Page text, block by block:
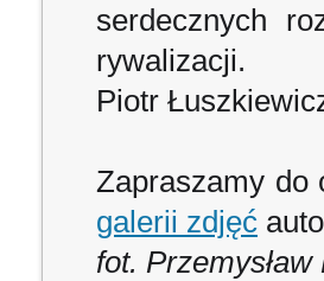
serdecznych
rywalizacji.
Piotr
Zapraszamy
galerii zdjęć
fot.